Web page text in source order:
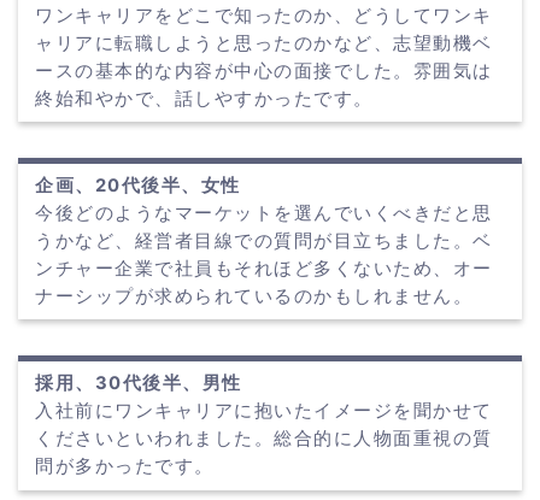
ワンキャリアをどこで知ったのか、どうしてワンキ
ャリアに転職しようと思ったのかなど、志望動機ベ
ースの基本的な内容が中心の面接でした。雰囲気は
終始和やかで、話しやすかったです。
企画、20代後半、女性
今後どのようなマーケットを選んでいくべきだと思
うかなど、経営者目線での質問が目立ちました。ベ
ンチャー企業で社員もそれほど多くないため、オー
ナーシップが求められているのかもしれません。
採用、30代後半、男性
入社前にワンキャリアに抱いたイメージを聞かせて
くださいといわれました。総合的に人物面重視の質
問が多かったです。